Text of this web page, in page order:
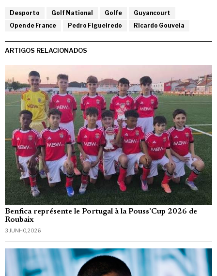
Desporto Golf National Golfe
Guyancourt
Open de France
Pedro Figueiredo Ricardo Gouveia
ARTIGOS RELACIONADOS
Benfica représente le Portugal à la Pouss’Cup 2026 de
Roubaix
3 JUNHO, 2026